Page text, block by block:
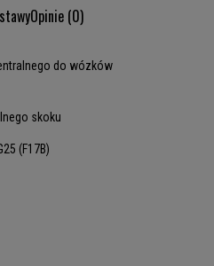
Opinie (0)
do wózków
skoku
(F17B)